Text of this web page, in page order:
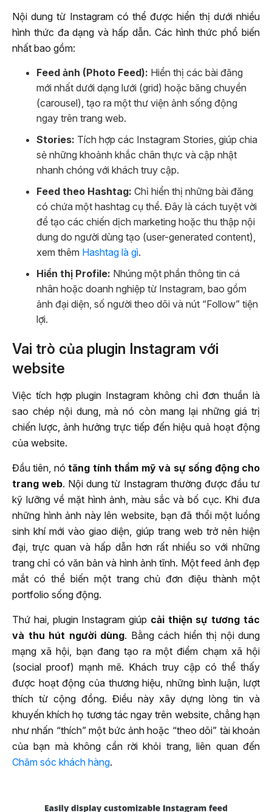
Nội dung từ Instagram có thể được hiển thị dưới nhiều
hình thức đa dạng và hấp dẫn. Các hình thức phổ biến
nhất bao gồm:
Feed ảnh (Photo Feed): Hiển thị các bài đăng
mới nhất dưới dạng lưới (grid) hoặc băng chuyền
(carousel), tạo ra một thư viện ảnh sống động
ngay trên trang web.
Stories: Tích hợp các Instagram Stories, giúp chia
sẻ những khoảnh khắc chân thực và cập nhật
nhanh chóng với khách truy cập.
Feed theo Hashtag: Chỉ hiển thị những bài đăng
có chứa một hashtag cụ thể. Đây là cách tuyệt vời
để tạo các chiến dịch marketing hoặc thu thập nội
dung do người dùng tạo (user-generated content),
xem thêm Hashtag là gì.
Hiển thị Profile: Nhúng một phần thông tin cá
nhân hoặc doanh nghiệp từ Instagram, bao gồm
ảnh đại diện, số người theo dõi và nút “Follow” tiện
lợi.
Vai trò của plugin Instagram với
website
Việc tích hợp plugin Instagram không chỉ đơn thuần là
sao chép nội dung, mà nó còn mang lại những giá trị
chiến lược, ảnh hưởng trực tiếp đến hiệu quả hoạt động
của website.
Đầu tiên, nótăng tính thẩm mỹ và sự sống động cho
trang web. Nội dung từ Instagram thường được đầu tư
kỹ lưỡng về mặt hình ảnh, màu sắc và bố cục. Khi đưa
những hình ảnh này lên website, bạn đã thổi một luồng
sinh khí mới vào giao diện, giúp trang web trở nên hiện
đại, trực quan và hấp dẫn hơn rất nhiều so với những
trang chỉ có văn bản và hình ảnh tĩnh. Một feed ảnh đẹp
mắt có thể biến một trang chủ đơn điệu thành một
portfolio sống động.
Thứ hai, plugin Instagram giúp cải thiện sự tương tác
và thu hút người dùng. Bằng cách hiển thị nội dung
mạng xã hội, bạn đang tạo ra một điểm chạm xã hội
(social proof) mạnh mẽ. Khách truy cập có thể thấy
được hoạt động của thương hiệu, những bình luận, lượt
thích từ cộng đồng. Điều này xây dựng lòng tin và
khuyến khích họ tương tác ngay trên website, chẳng hạn
như nhấn “thích” một bức ảnh hoặc “theo dõi” tài khoản
của bạn mà không cần rời khỏi trang, liên quan đến
Chăm sóc khách hàng.